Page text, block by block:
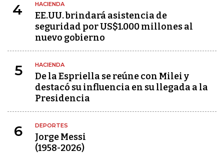
4 HACIENDA
EE.UU. brindará asistencia de
seguridad por US$1.000 millones al
nuevo gobierno
5 HACIENDA
De la Espriella se reúne con Milei y
destacó su influencia en su llegada a la
Presidencia
6 DEPORTES
Jorge Messi
(1958-2026)